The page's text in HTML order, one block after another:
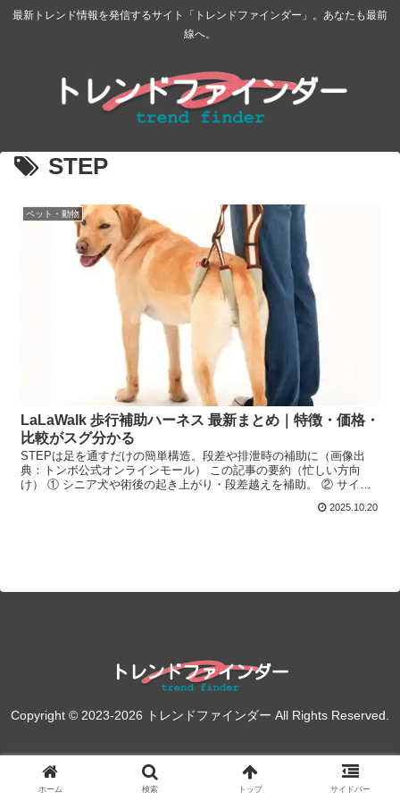
最新トレンド情報を発信するサイト「トレンドファインダー」。あなたも最前
線へ。
STEP
ペット・動物
LaLaWalk 歩行補助ハーネス 最新まとめ｜特徴・価格・
比較がスグ分かる
STEPは足を通すだけの簡単構造。段差や排泄時の補助に（画像出
典：トンボ公式オンラインモール） この記事の要約（忙しい方向
け） ① シニア犬や術後の起き上がり・段差越えを補助。 ② サイズ
2025.10.20
Copyright © 2023-2026 トレンドファインダー All Rights Reserved.
ホーム 検索 トップ サイドバー